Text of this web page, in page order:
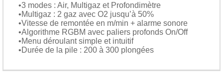
•3 modes : Air, Multigaz et Profondimètre
•Multigaz : 2 gaz avec O2 jusqu’à 50%
•Vitesse de remontée en m/min + alarme sonore
•Algorithme RGBM avec paliers profonds On/Off
•Menu déroulant simple et intuitif
•Durée de la pile : 200 à 300 plongées